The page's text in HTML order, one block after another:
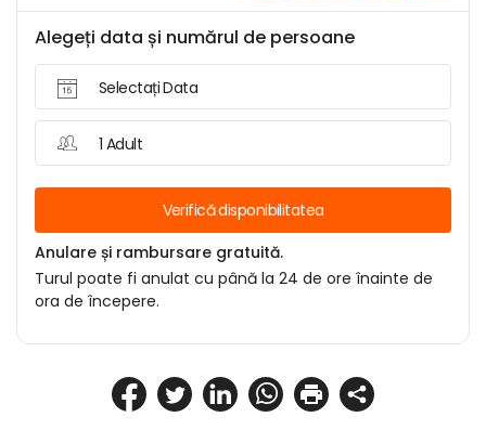
Alegeți data și numărul de persoane
Selectați Data
1 Adult
Verifică disponibilitatea
Anulare și rambursare gratuită.
Turul poate fi anulat cu până la 24 de ore înainte de
ora de începere.